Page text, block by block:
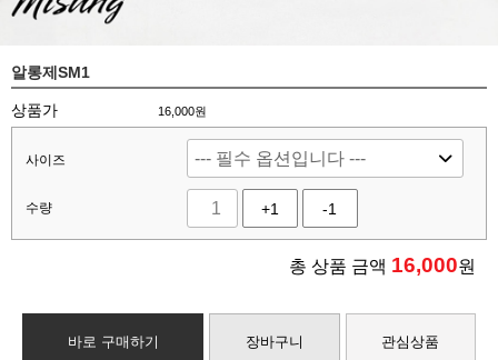
알롱제SM1
상품가 16,000원
사이즈
수량 +1 -1
총 상품 금액 16,000원
바로 구매하기 장바구니 관심상품